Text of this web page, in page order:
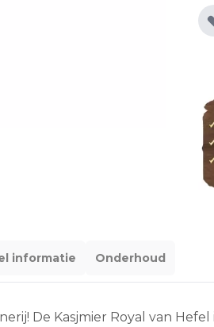
informatie Onderhoud
De Kasjmier Royal van